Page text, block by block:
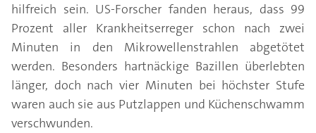
hilfreich sein. US-Forscher fanden heraus, dass 99
Prozent aller Krankheitserreger schon nach zwei
Minuten in den Mikrowellenstrahlen abgetötet
werden. Besonders hartnäckige Bazillen überlebten
länger, doch nach vier Minuten bei höchster Stufe
waren auch sie aus Putzlappen und Küchenschwamm
verschwunden.